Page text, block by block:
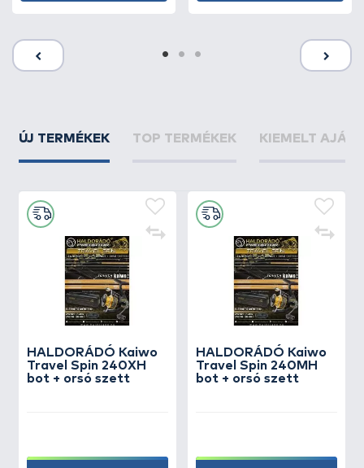
ÚJ TERMÉKEK TOP TERMÉKEK KIEMELT
HALDORÁDÓ Kaiwo
Travel Spin 240XH
bot + orsó szett
HALDORÁDÓ Kaiwo
Travel Spin 240MH
bot + orsó szett